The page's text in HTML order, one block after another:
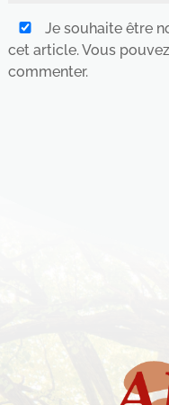
Je souhaite être
cet article. Vous
commenter.